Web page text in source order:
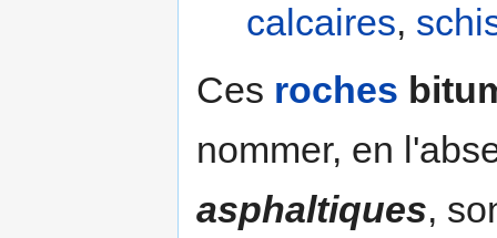
calcaires,
Ces roches
nommer, en
asphaltiques,